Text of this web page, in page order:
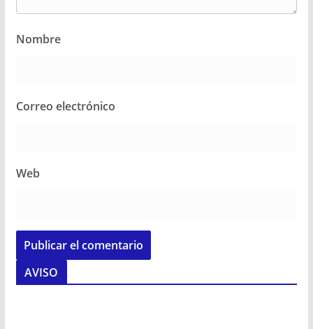
Nombre
Correo electrónico
Web
AVISO